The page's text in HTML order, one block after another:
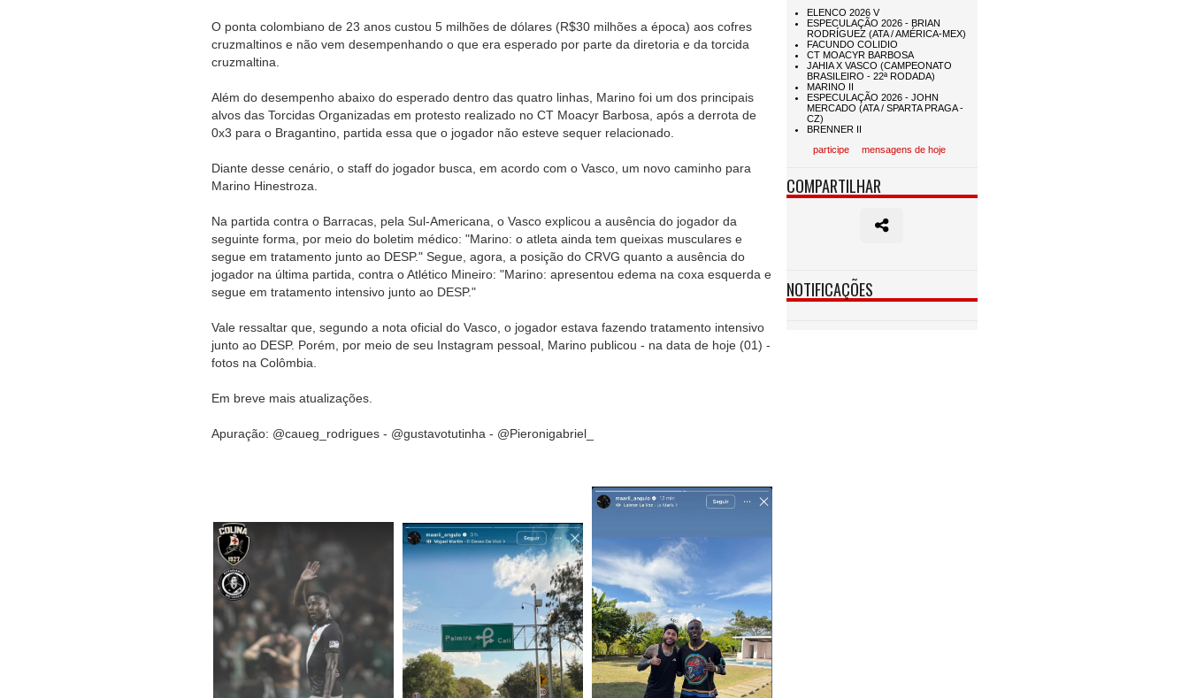
O ponta colombiano de 23 anos custou 5 milhões de dólares (R$30 milhões a época) aos cofres
cruzmaltinos e não vem desempenhando o que era esperado por parte da diretoria e da torcida
cruzmaltina.
Além do desempenho abaixo do esperado dentro das quatro linhas, Marino foi um dos principais
alvos das Torcidas Organizadas em protesto realizado no CT Moacyr Barbosa, após a derrota de
0x3 para o Bragantino, partida essa que o jogador não esteve sequer relacionado.
Diante desse cenário, o staff do jogador busca, em acordo com o Vasco, um novo caminho para
Marino Hinestroza.
Na partida contra o Barracas, pela Sul-Americana, o Vasco explicou a ausência do jogador da
seguinte forma, por meio do boletim médico: "Marino: o atleta ainda tem queixas musculares e
segue em tratamento junto ao DESP." Segue, agora, a posição do CRVG quanto a ausência do
jogador na última partida, contra o Atlético Mineiro: "Marino: apresentou edema na coxa esquerda e
segue em tratamento intensivo junto ao DESP."
Vale ressaltar que, segundo a nota oficial do Vasco, o jogador estava fazendo tratamento intensivo
junto ao DESP. Porém, por meio de seu Instagram pessoal, Marino publicou - na data de hoje (01) -
fotos na Colômbia.
Em breve mais atualizações.
Apuração: @caueg_rodrigues - @gustavotutinha - @Pieronigabriel_
participe mensagens de hoje
COMPARTILHAR
NOTIFICAÇÕES